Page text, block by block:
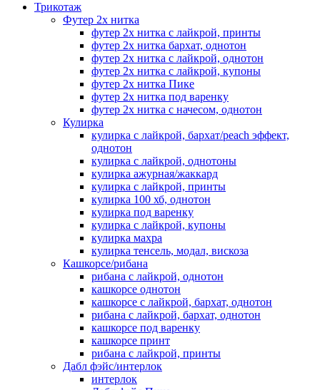
Трикотаж
Футер 2х нитка
футер 2х нитка с лайкрой, принты
футер 2х нитка бархат, однотон
футер 2х нитка с лайкрой, однотон
футер 2х нитка с лайкрой, купоны
футер 2х нитка Пике
футер 2х нитка под варенку
футер 2х нитка с начесом, однотон
Кулирка
кулирка с лайкрой, бархат/peach эффект,
однотон
кулирка с лайкрой, однотоны
кулирка ажурная/жаккард
кулирка с лайкрой, принты
кулирка 100 хб, однотон
кулирка под варенку
кулирка с лайкрой, купоны
кулирка махра
кулирка тенсель, модал, вискоза
Кашкорсе/рибана
рибана с лайкрой, однотон
кашкорсе однотон
кашкорсе с лайкрой, бархат, однотон
рибана с лайкрой, бархат, однотон
кашкорсе под варенку
кашкорсе принт
рибана с лайкрой, принты
Дабл фэйс/интерлок
интерлок